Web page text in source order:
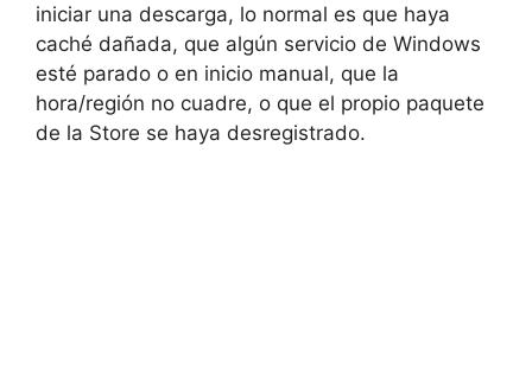
iniciar una descarga, lo normal es que haya
caché dañada, que algún servicio de Windows
esté parado o en inicio manual, que la
hora/región no cuadre, o que el propio paquete
de la Store se haya desregistrado.